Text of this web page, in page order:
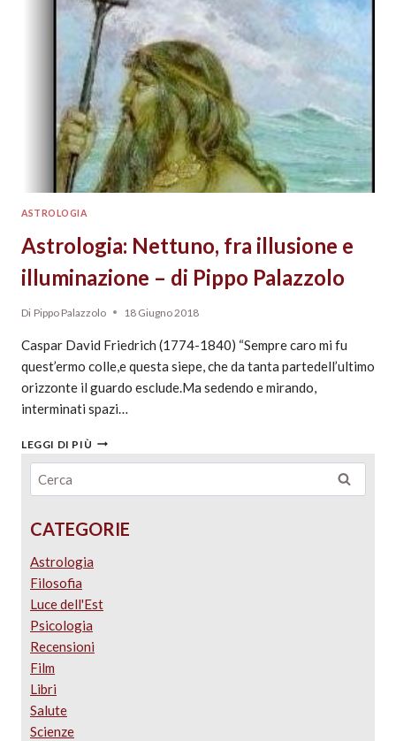
ASTROLOGIA
Astrologia: Nettuno, fra illusione e
illuminazione – di Pippo Palazzolo
Di Pippo Palazzolo 18 Giugno 2018
Caspar David Friedrich (1774-1840) “Sempre caro mi fu
quest’ermo colle,e questa siepe, che da tanta partedell’ultimo
orizzonte il guardo esclude.Ma sedendo e mirando,
interminati spazi…
LEGGI DI PIÙ
CATEGORIE
Astrologia
Filosofia
Luce dell'Est
Psicologia
Recensioni
Film
Libri
Salute
Scienze